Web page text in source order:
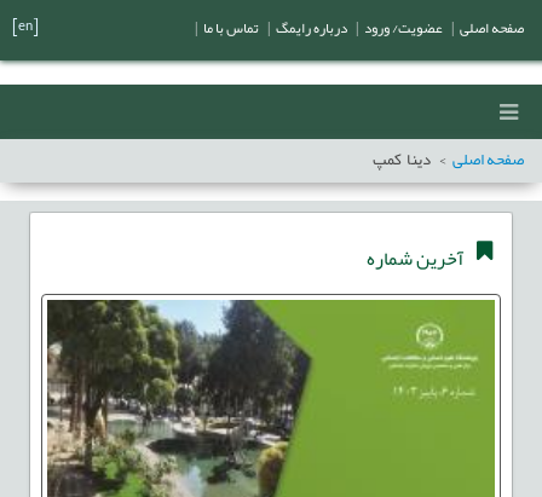
صفحه اصلی دینا کمپ
آخرین شماره
صفحه اصلی عضویت/ ورود درباره رایمگ تماس با ما